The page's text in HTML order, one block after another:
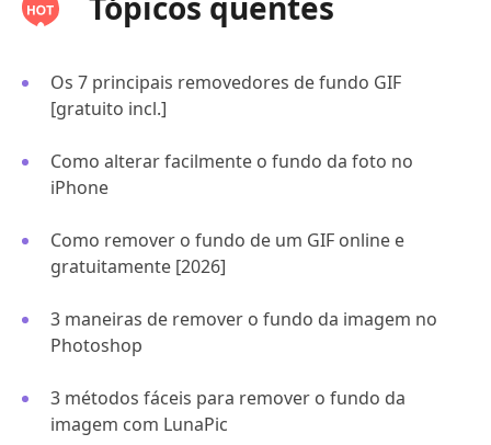
Os 7 principais removedores de fundo GIF
[gratuito incl.]
Como alterar facilmente o fundo da foto no
iPhone
Como remover o fundo de um GIF online e
gratuitamente [2026]
3 maneiras de remover o fundo da imagem no
Photoshop
3 métodos fáceis para remover o fundo da
imagem com LunaPic